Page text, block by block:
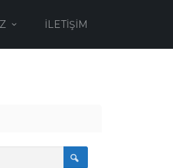
İLETIŞIM